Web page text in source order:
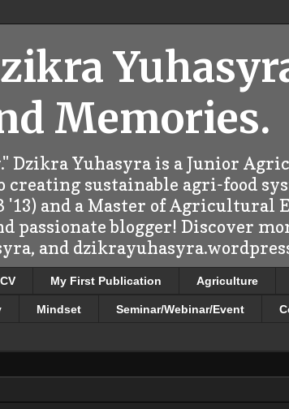
Memories.
Yuhasyra is a Junior
creating sustainable agri-food
and a Master of Agricultural
passionate blogger! Discover
and
My First Publication Agriculture
Mindset Seminar/Webinar/Event